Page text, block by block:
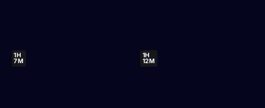
1H
7M
1H
12M